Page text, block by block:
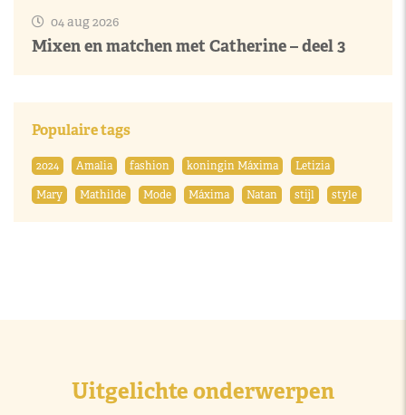
04 aug 2026
Mixen en matchen met Catherine – deel 3
Populaire tags
2024 Amalia fashion koningin Máxima
Letizia
Mary
Mathilde Mode Máxima Natan stijl style
Uitgelichte onderwerpen